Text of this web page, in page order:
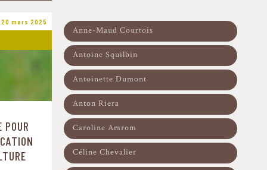
mars 2025
POUR
Filtre-Auteurs
Anne-Maud Courtois
Antoine Squilbin
Antoinette Dumont
Anton Riera
Caroline Amrom
Céline Chevalier